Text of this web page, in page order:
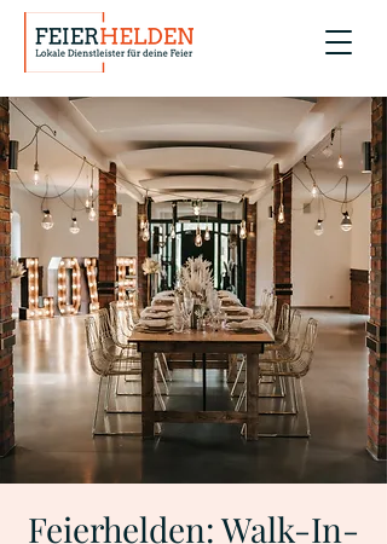
Feierhelden: Walk-In-